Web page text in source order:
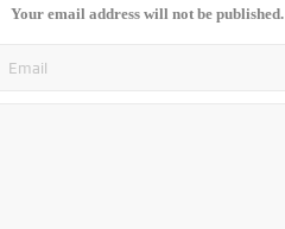
Your email address will not be published.